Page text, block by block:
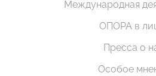
Международная
ОПОРА в
Пресса о
Особое